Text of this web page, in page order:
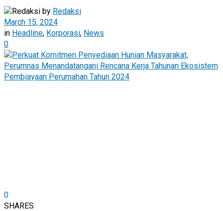
by Redaksi
March 15, 2024
in Headline, Korporasi, News
0
0
SHARES